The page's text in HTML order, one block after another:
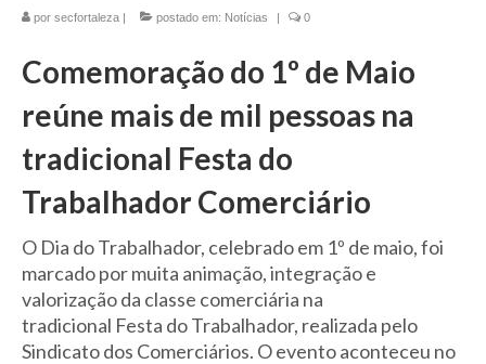
por secfortaleza | postado em: Notícias | 0
Comemoração do 1º de Maio
reúne mais de mil pessoas na
tradicional Festa do
Trabalhador Comerciário
O Dia do Trabalhador, celebrado em 1º de maio, foi
marcado por muita animação, integração e
valorização da classe comerciária na
tradicional Festa do Trabalhador, realizada pelo
Sindicato dos Comerciários. O evento aconteceu no